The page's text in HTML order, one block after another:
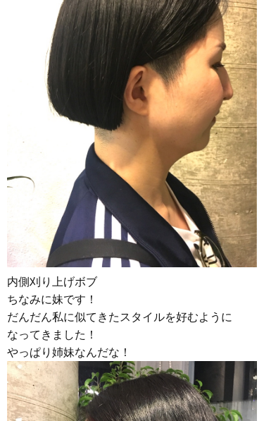
内側刈り上げボブ
ちなみに妹です！
だんだん私に似てきたスタイルを好むように
なってきました！
やっぱり姉妹なんだな！